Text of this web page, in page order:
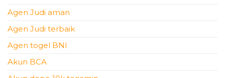
Agen Judi aman
Agen Judi terbaik
Agen togel BNI
Akun BCA